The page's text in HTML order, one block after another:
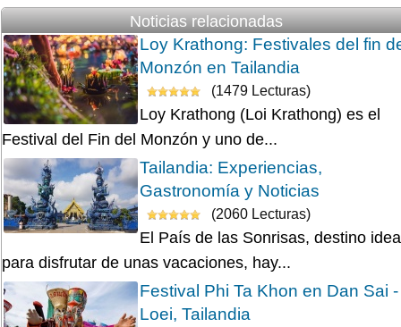
Noticias relacionadas
Loy Krathong: Festivales del fin
Monzón en Tailandia
(1479 Lecturas)
Loy Krathong (Loi Krathong) es el
Festival del Fin del Monzón y uno de...
Tailandia: Experiencias,
Gastronomía y Noticias
(2060 Lecturas)
El País de las Sonrisas, destino
para disfrutar de unas vacaciones, hay...
Festival Phi Ta Khon en Dan Sai -
Loei, Tailandia